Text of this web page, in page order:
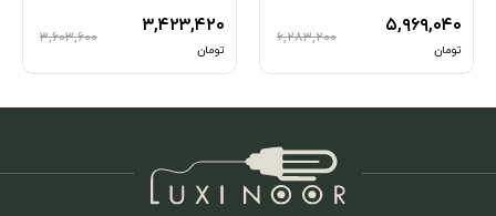
۵,۹۶۹,۰۴۰
تومان
۶,۲۸۳,۲۰۰ ۳,۴۲۳,۴۲۰
تومان
۳,۶۰۳,۶۰۰